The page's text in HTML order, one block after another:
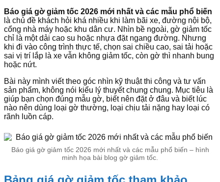
Báo giá gờ giảm tốc 2026 mới nhất và các mẫu phổ biến
là chủ đề khách hỏi khá nhiều khi làm bãi xe, đường nội bộ,
cổng nhà máy hoặc khu dân cư. Nhìn bề ngoài, gờ giảm tốc
chỉ là một dải cao su hoặc nhựa đặt ngang đường. Nhưng
khi đi vào công trình thực tế, chọn sai chiều cao, sai tải hoặc
sai vị trí lắp là xe vẫn không giảm tốc, còn gờ thì nhanh bung
hoặc nứt.
Bài này mình viết theo góc nhìn kỹ thuật thi công và tư vấn
sản phẩm, không nói kiểu lý thuyết chung chung. Mục tiêu là
giúp bạn chọn đúng mẫu gờ, biết nên đặt ở đâu và biết lúc
nào nên dùng loại gờ thường, loại chịu tải nặng hay loại có
rãnh luồn cáp.
Báo giá gờ giảm tốc 2026 mới nhất và các mẫu phổ biến – hình
minh họa bài blog gờ giảm tốc.